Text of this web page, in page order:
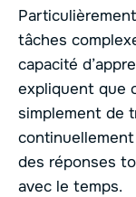
tâches
capacité
expliquent que
simplement de
des réponses
avec le temps.